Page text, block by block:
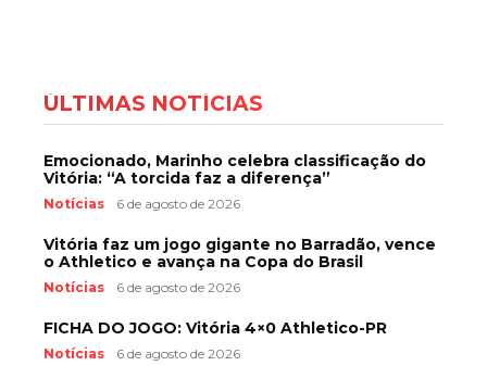
ÚLTIMAS NOTÍCIAS
Emocionado, Marinho celebra classificação do
Vitória: “A torcida faz a diferença”
Notícias 6 de agosto de 2026
Vitória faz um jogo gigante no Barradão, vence
o Athletico e avança na Copa do Brasil
Notícias 6 de agosto de 2026
FICHA DO JOGO: Vitória 4×0 Athletico-PR
Notícias 6 de agosto de 2026